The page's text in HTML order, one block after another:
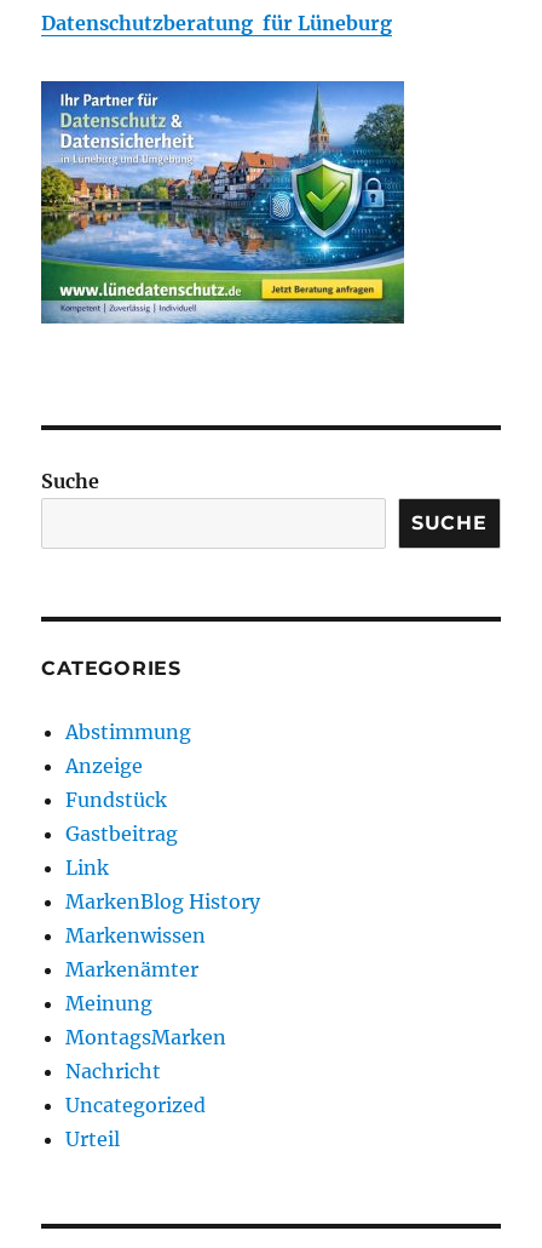
Datenschutzberatung für Lüneburg
Suche
SUCHE
CATEGORIES
Abstimmung
Anzeige
Fundstück
Gastbeitrag
Link
MarkenBlog History
Markenwissen
Markenämter
Meinung
MontagsMarken
Nachricht
Uncategorized
Urteil